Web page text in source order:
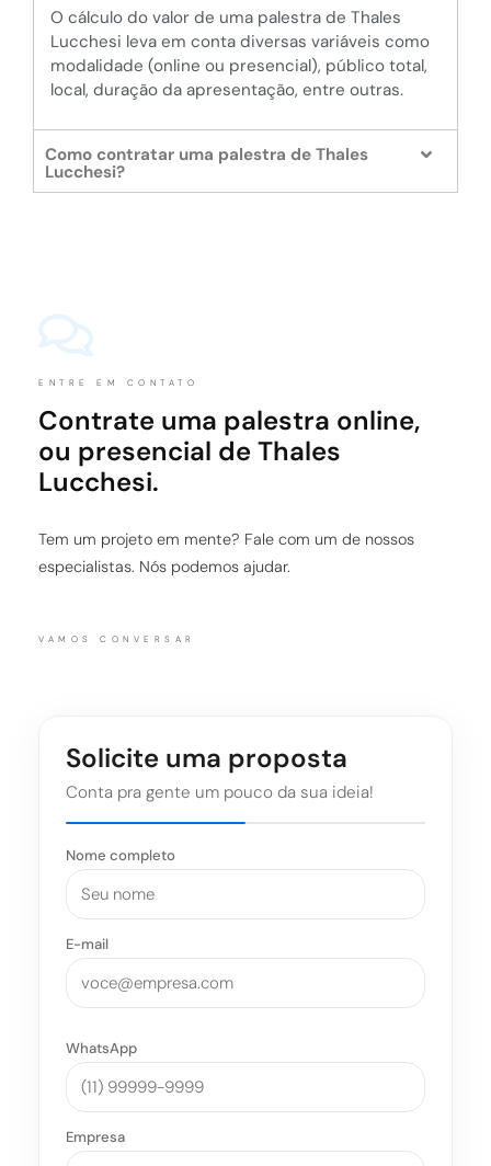
O cálculo do valor de uma palestra de Thales
Lucchesi leva em conta diversas variáveis como
modalidade (online ou presencial), público total,
local, duração da apresentação, entre outras.
Como contratar uma palestra de Thales
Lucchesi?
ENTRE EM CONTATO
Contrate uma palestra online,
ou presencial de Thales
Lucchesi.
Tem um projeto em mente? Fale com um de nossos
especialistas. Nós podemos ajudar.
VAMOS CONVERSAR
Solicite uma proposta
Conta pra gente um pouco da sua ideia!
Nome completo
E-mail
WhatsApp
Empresa